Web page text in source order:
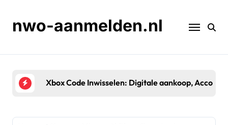
contentnwo-aanmelden.nl
Xbox Code Inwisselen: Digitale aankoop,